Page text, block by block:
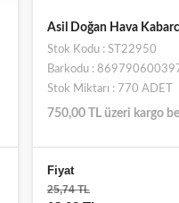
Asil Doğan Hava
Stok Kodu : ST22950
Barkodu :
Stok Miktarı : 770 ADET
750,00 TL üzeri kargo
Fiyat
25,74 TL